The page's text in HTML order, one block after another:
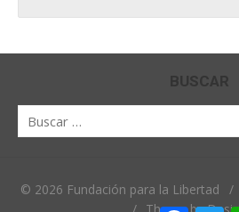
BUSCAR
© 2026 Fundación para la Libertad /